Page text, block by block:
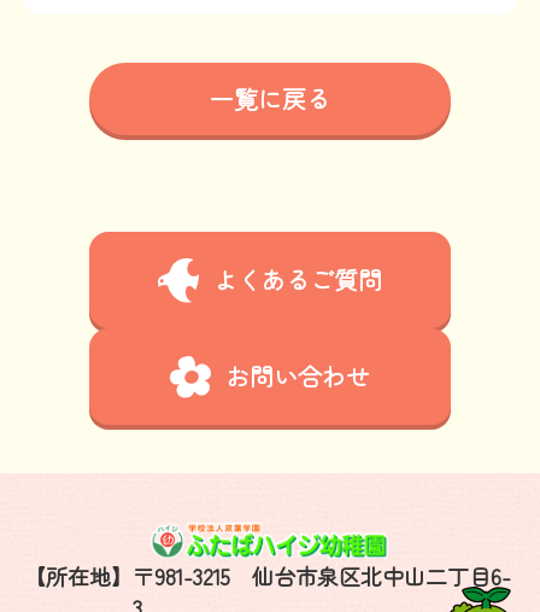
一覧に戻る
よくあるご質問
お問い合わせ
【所在地】 〒981-3215 仙台市泉区北中山二丁目6-